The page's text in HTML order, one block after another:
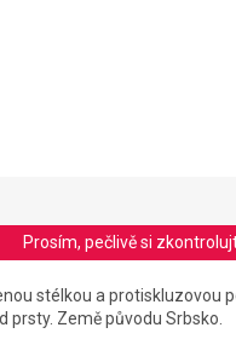
Prosím, pečlivě si
stélkou a protiskluzovou
prsty. Země původu Srbsko.